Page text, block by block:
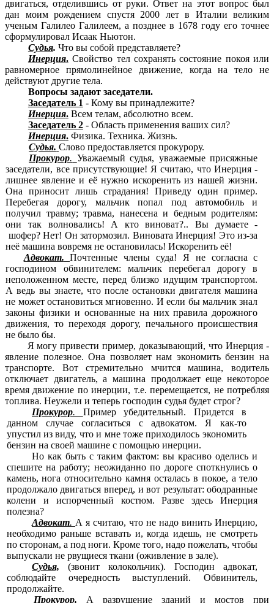
двигаться, отделившись от руки. Ответ на этот вопрос был
дан моим рождением спустя 2000 лет в Италии великим
ученым Галилео Галилеем, а позднее в 1678 году его точнее
сформулировал Исаак Ньютон.
Судья. Что вы собой представляете?
Инерция.Свойство тел сохранять состояние покоя или
равномерное прямолинейное движение, когда на тело не
действуют другие тела.
Вопросы задают заседатели.
Заседатель 1 - Кому вы принадлежите?
Инерция.Всем телам, абсолютно всем.
Заседатель 2- Область применения ваших сил?
Инерция.Физика. Техника. Жизнь.
Судья. Слово предоставляется прокурору.
Прокурор. Уважаемый судья, уважаемые присяжные
заседатели, все присутствующие! Я считаю, что Инерция -
лишнее явление и её нужно искоренить из нашей жизни.
Она приносит лишь страдания! Приведу один пример.
Перебегая дорогу, мальчик попал под автомобиль и
получил травму; травма, нанесена и бедным родителям:
они так волновались! А кто виноват?.. Вы думаете -
шофер? Нет! Он затормозил. Виновата Инерция! Это из-за
неё машина вовремя не остановилась! Искоренить её!
Адвокат.
Почтенные члены суда! Я не согласна с
господином обвинителем: мальчик перебегал дорогу в
неположенном месте, перед близко идущим транспортом.
А ведь вы знаете, что после остановки двигателя машина
не может остановиться мгновенно. И если бы мальчик знал
законы физики и основанные на них правила дорожного
движения, то переходя дорогу, печального происшествия
не было бы.
Я могу привести пример, доказывающий, что Инерция -
явление полезное. Она позволяетнам экономить бензин на
транспорте. Вот стремительно мчится машина, водитель
отключает двигатель, а машина продолжает еще некоторое
время движение по инерции, т.е. перемещается, не потребляя
топлива. Неужели и теперь господин судья будет строг?
Прокурор.
Пример убедительный. Придется в
данном случае согласиться с адвокатом. Я как-то
упустил из виду, что и мне тоже приходилось экономить
бензин на своей машине с помощью инерции.
Но как быть с таким фактом: вы красиво оделись и
спешите на работу; неожиданно по дороге споткнулись о
камень, нога относительно камня осталась в покое, а тело
продолжало двигаться вперед, и вот результат: ободранные
колени и испорченный костюм. Разве здесь Инерция
полезна?
Адвокат. А я считаю, что не надо винить Инерцию,
необходимо раньше вставать и, когда идешь, не смотреть
по сторонам, а под ноги. Кроме того, надо пожелать, чтобы
выпускали не рвущиеся ткани (оживление в зале).
Судья, (звонит колокольчик). Господин адвокат,
соблюдайте очередность выступлений. Обвинитель,
продолжайте.
Прокурор.
А разрушение зданий и мостов при